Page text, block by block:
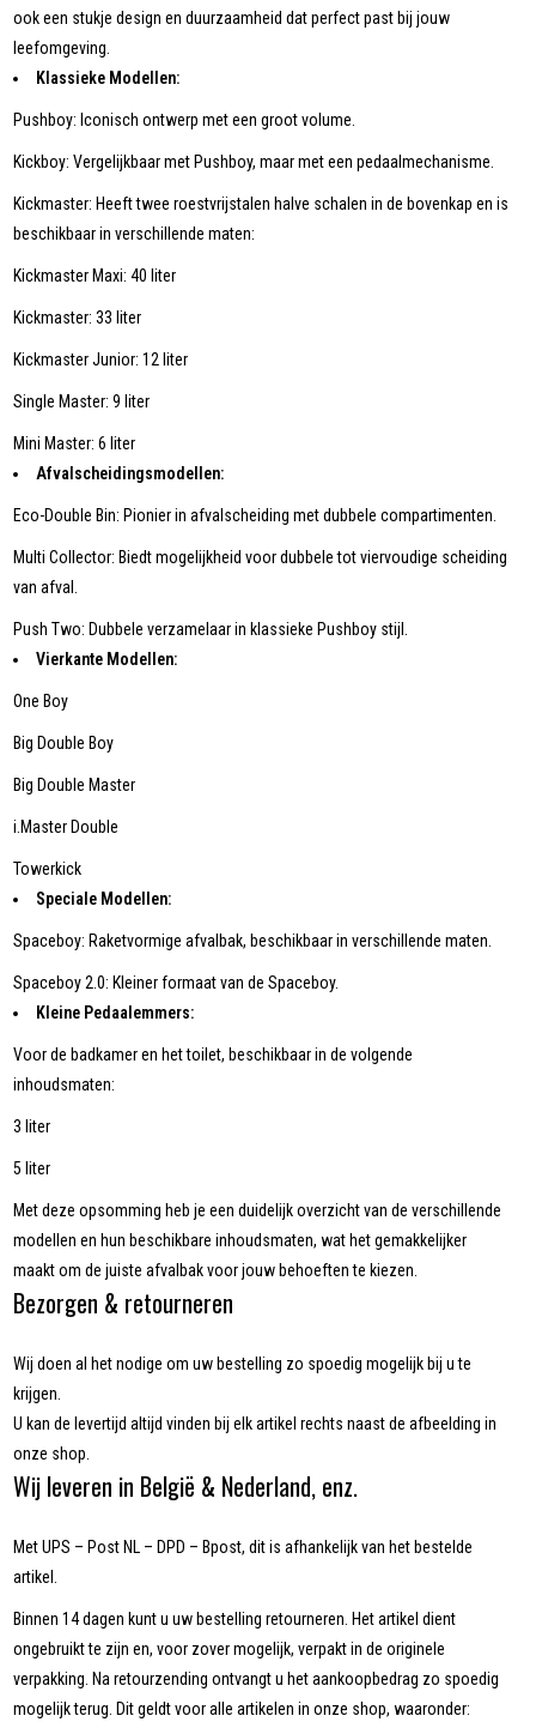
ook een stukje design en duurzaamheid dat perfect past bij jouw
leefomgeving.
Klassieke Modellen:
Pushboy: Iconisch ontwerp met een groot volume.
Kickboy: Vergelijkbaar met Pushboy, maar met een pedaalmechanisme.
Kickmaster: Heeft twee roestvrijstalen halve schalen in de bovenkap en is
beschikbaar in verschillende maten:
Kickmaster Maxi: 40 liter
Kickmaster: 33 liter
Kickmaster Junior: 12 liter
Single Master: 9 liter
Mini Master: 6 liter
Afvalscheidingsmodellen:
Eco-Double Bin: Pionier in afvalscheiding met dubbele compartimenten.
Multi Collector: Biedt mogelijkheid voor dubbele tot viervoudige scheiding
van afval.
Push Two: Dubbele verzamelaar in klassieke Pushboy stijl.
Vierkante Modellen:
One Boy
Big Double Boy
Big Double Master
i.Master Double
Towerkick
Speciale Modellen:
Spaceboy: Raketvormige afvalbak, beschikbaar in verschillende maten.
Spaceboy 2.0: Kleiner formaat van de Spaceboy.
Kleine Pedaalemmers:
Voor de badkamer en het toilet, beschikbaar in de volgende
inhoudsmaten:
3 liter
5 liter
Met deze opsomming heb je een duidelijk overzicht van de verschillende
modellen en hun beschikbare inhoudsmaten, wat het gemakkelijker
maakt om de juiste afvalbak voor jouw behoeften te kiezen.
Bezorgen & retourneren
Wij doen al het nodige om uw bestelling zo spoedig mogelijk bij u te
krijgen.
U kan de levertijd altijd vinden bij elk artikel rechts naast de afbeelding in
onze shop.
Wij leveren in België & Nederland, enz.
Met UPS – Post NL – DPD – Bpost, dit is afhankelijk van het bestelde
artikel.
Binnen 14 dagen kunt u uw bestelling retourneren. Het artikel dient
ongebruikt te zijn en, voor zover mogelijk, verpakt in de originele
verpakking. Na retourzending ontvangt u het aankoopbedrag zo spoedig
mogelijk terug. Dit geldt voor alle artikelen in onze shop, waaronder: